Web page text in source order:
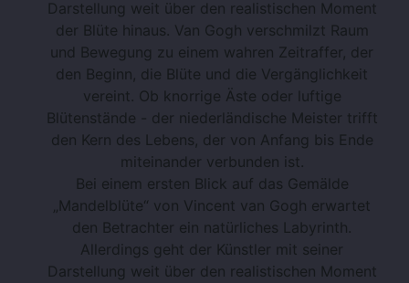
Bei einem ersten Blick auf das Gemälde
„Mandelblüte“ von Vincent van Gogh erwartet
den Betrachter ein natürliches Labyrinth.
Allerdings geht der Künstler mit seiner
Darstellung weit über den realistischen Moment